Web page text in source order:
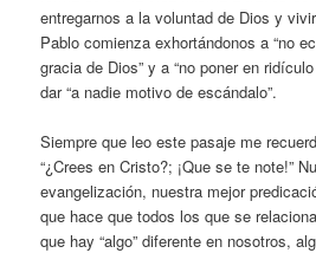
entregarnos a la voluntad de Dios y
Pablo comienza exhortándonos a “no
gracia de Dios” y a “no poner en
dar “a nadie motivo de escándalo”.
Siempre que leo este pasaje me
“¿Crees en Cristo?; ¡Que se te note!”
evangelización, nuestra mejor
que hace que todos los que se
que hay “algo” diferente en nosotros,